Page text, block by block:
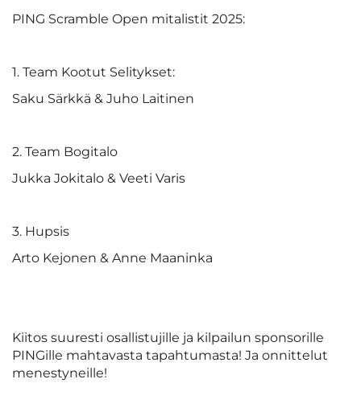
PING Scramble Open mitalistit 2025:
1. Team Kootut Selitykset:
Saku Särkkä & Juho Laitinen
2. Team Bogitalo
Jukka Jokitalo & Veeti Varis
3. Hupsis
Arto Kejonen & Anne Maaninka
Kiitos suuresti osallistujille ja kilpailun sponsorille
PINGille mahtavasta tapahtumasta! Ja onnittelut
menestyneille!